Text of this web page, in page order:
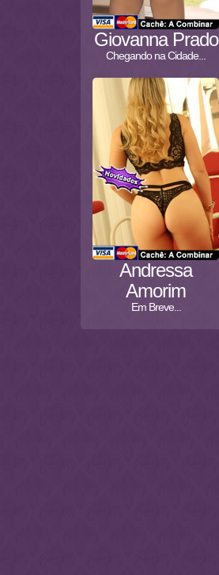
Giovanna Prado
Chegando na Cidade...
Andressa
Amorim
Em Breve...